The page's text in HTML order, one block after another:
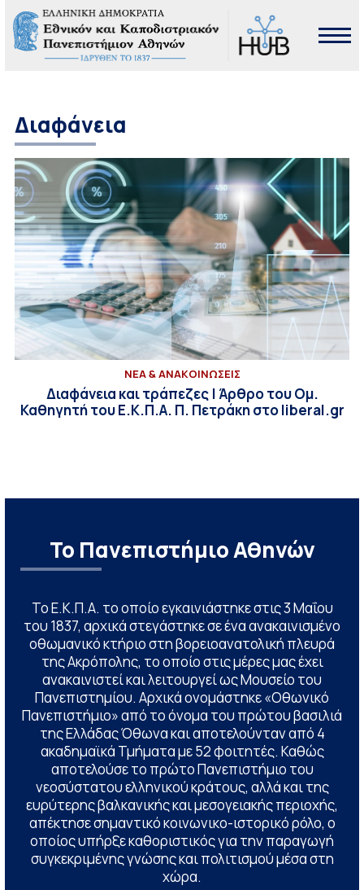
Διαφάνεια
ΝΕΑ & ΑΝΑΚΟΙΝΩΣΕΙΣ
Διαφάνεια και τράπεζες | Άρθρο του Ομ.
Καθηγητή του Ε.Κ.Π.Α. Π. Πετράκη στο liberal.gr
Το Πανεπιστήμιο Αθηνών
Το Ε.Κ.Π.Α. το οποίο εγκαινιάστηκε στις 3 Μαΐου
του 1837, αρχικά στεγάστηκε σε ένα ανακαινισμένο
οθωμανικό κτήριο στη βορειοανατολική πλευρά
της Ακρόπολης, το οποίο στις μέρες μας έχει
ανακαινιστεί και λειτουργεί ως Μουσείο του
Πανεπιστημίου. Αρχικά ονομάστηκε «Οθωνικό
Πανεπιστήμιο» από το όνομα του πρώτου βασιλιά
της Ελλάδας Όθωνα και αποτελούνταν από 4
ακαδημαϊκά Τμήματα με 52 φοιτητές. Καθώς
αποτελούσε το πρώτο Πανεπιστήμιο του
νεοσύστατου ελληνικού κράτους, αλλά και της
ευρύτερης βαλκανικής και μεσογειακής περιοχής,
απέκτησε σημαντικό κοινωνικο-ιστορικό ρόλο, ο
οποίος υπήρξε καθοριστικός για την παραγωγή
συγκεκριμένης γνώσης και πολιτισμού μέσα στη
χώρα.